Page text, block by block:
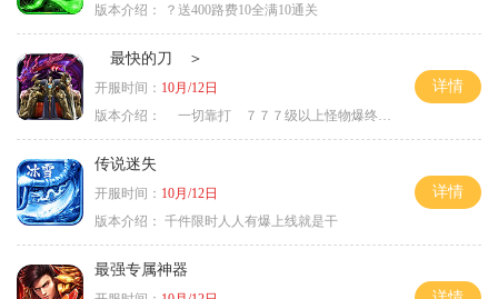
版本介绍：
？送400路费10全满10通关
最快的刀 ＞
开服时间： 10月/12日
版本介绍：
一切靠打 ７７７级以上怪物爆终极 ＞
详情
传说迷失
开服时间： 10月/12日
版本介绍： 千件限时人人有爆上线就是干
详情
最强专属神器